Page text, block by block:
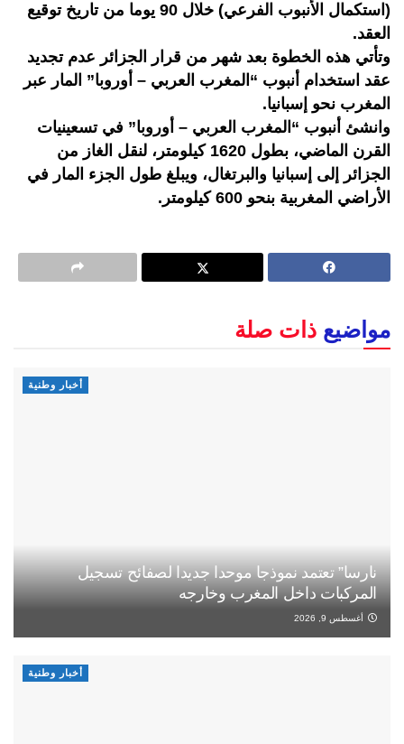
(استكمال الأنبوب الفرعي) خلال 90 يوما من تاريخ توقيع
العقد.
وتأتي هذه الخطوة بعد شهر من قرار الجزائر عدم تجديد
عقد استخدام أنبوب “المغرب العربي – أوروبا” المار عبر
المغرب نحو إسبانيا.
وانشئ أنبوب “المغرب العربي – أوروبا” في تسعينيات
القرن الماضي، بطول 1620 كيلومتر، لنقل الغاز من
الجزائر إلى إسبانيا والبرتغال، ويبلغ طول الجزء المار في
الأراضي المغربية بنحو 600 كيلومتر.
مواضيع ذات صلة
أخبار وطنية
نارسا” تعتمد نموذجا موحدا جديدا لصفائح تسجيل
المركبات داخل المغرب وخارجه
أغسطس 9, 2026
أخبار وطنية